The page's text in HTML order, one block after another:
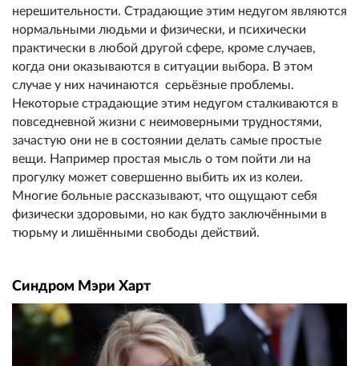
нерешительности. Страдающие этим недугом являются
нормальными людьми и физически, и психически
практически в любой другой сфере, кроме случаев,
когда они оказываются в ситуации выбора. В этом
случае у них начинаются серьёзные проблемы.
Некоторые страдающие этим недугом сталкиваются в
повседневной жизни с неимоверными трудностями,
зачастую они не в состоянии делать самые простые
вещи. Например простая мысль о том пойти ли на
прогулку может совершенно выбить их из колеи.
Многие больные рассказывают, что ощущают себя
физически здоровыми, но как будто заключёнными в
тюрьму и лишёнными свободы действий.
Синдром Мэри Харт